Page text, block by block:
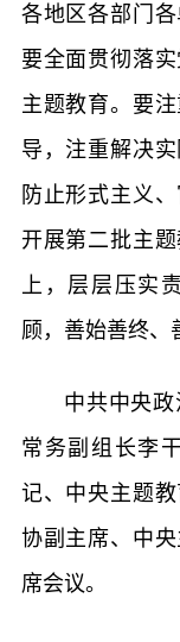
各地区各部门
要全面贯彻落
主题教育。要
导，注重解决
防止形式主义
开展第二批主
上，层层压实
顾，善始善终、
中共中央
常务副组长李
记、中央主题
协副主席、中
席会议。